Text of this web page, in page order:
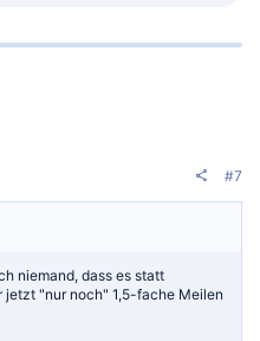
#7
niemand, dass es statt
jetzt "nur noch" 1,5-fache Meilen